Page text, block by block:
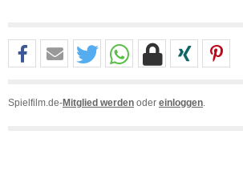
Spielfilm.de-Mitglied werden oder einloggen